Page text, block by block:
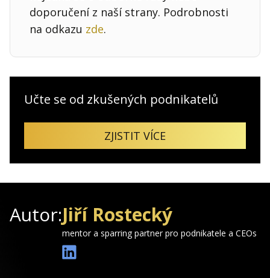
doporučení z naší strany. Podrobnosti
na odkazu zde.
Učte se od zkušených podnikatelů
ZJISTIT VÍCE
Autor:Jiří Rostecký
mentor a sparring partner pro podnikatele a CEOs